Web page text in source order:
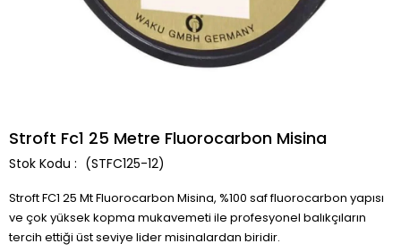
Stroft Fc1 25 Metre Fluorocarbon Misina
(STFC125-12)
Stroft FC1 25 Mt Fluorocarbon Misina, %100 saf fluorocarbon yapısı
ve çok yüksek kopma mukavemeti ile profesyonel balıkçıların
tercih ettiği üst seviye lider misinalardan biridir.